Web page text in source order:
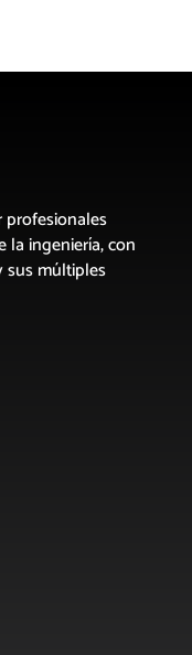
la ingeniería, con
sus múltiples